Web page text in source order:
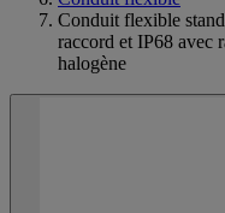
Conduit flexible
raccord et IP68 avec
halogène